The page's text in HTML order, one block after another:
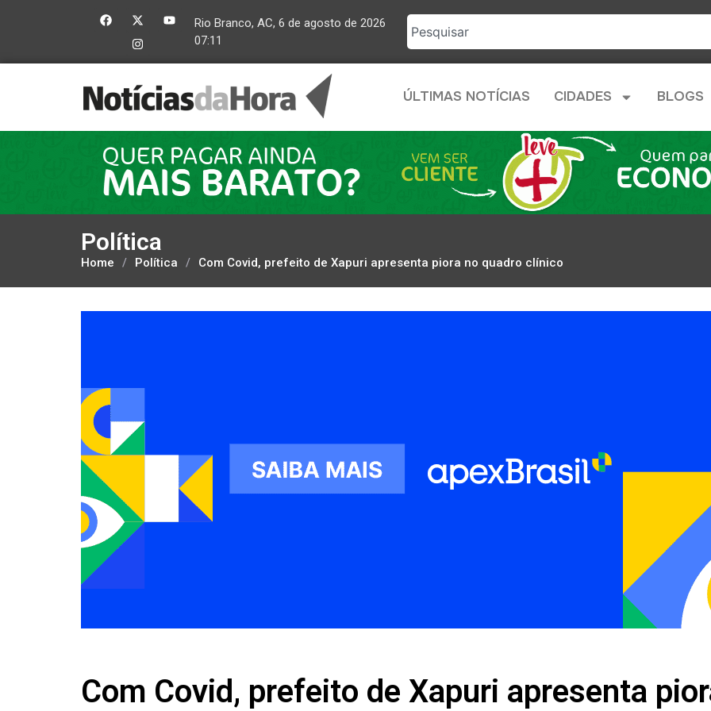
Rio Branco, AC, 6 de agosto de 2026
07:11
ÚLTIMAS NOTÍCIAS CIDADES BLOGS
Política
Home / Política / Com Covid, prefeito de Xapuri apresenta piora no quadro clínico
Com Covid, prefeito de Xapuri apresenta